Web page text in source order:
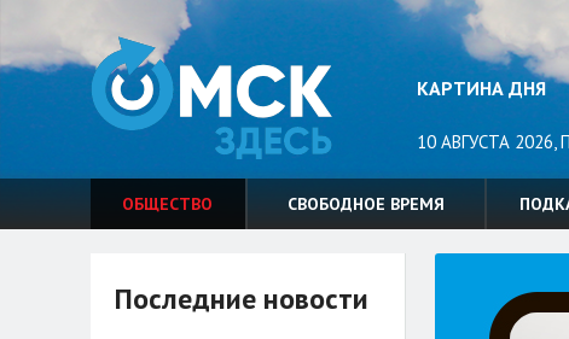
КАРТИНА ДНЯ
10 АВГУСТА
ОБЩЕСТВО СВОБОДНОЕ ВРЕМЯ
Последние новости